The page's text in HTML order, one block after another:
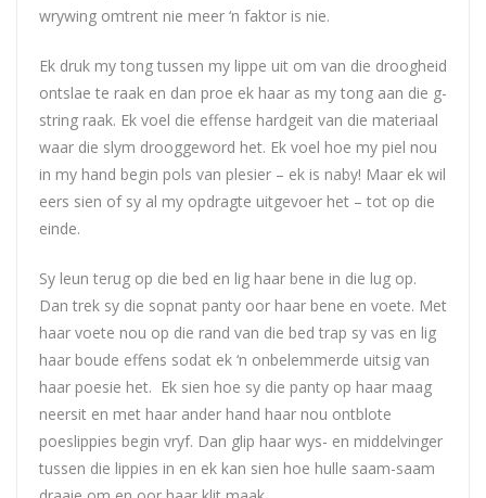
wrywing omtrent nie meer ‘n faktor is nie.
Ek druk my tong tussen my lippe uit om van die droogheid
ontslae te raak en dan proe ek haar as my tong aan die g-
string raak. Ek voel die effense hardgeit van die materiaal
waar die slym drooggeword het. Ek voel hoe my piel nou
in my hand begin pols van plesier – ek is naby! Maar ek wil
eers sien of sy al my opdragte uitgevoer het – tot op die
einde.
Sy leun terug op die bed en lig haar bene in die lug op.
Dan trek sy die sopnat panty oor haar bene en voete. Met
haar voete nou op die rand van die bed trap sy vas en lig
haar boude effens sodat ek ‘n onbelemmerde uitsig van
haar poesie het. Ek sien hoe sy die panty op haar maag
neersit en met haar ander hand haar nou ontblote
poeslippies begin vryf. Dan glip haar wys- en middelvinger
tussen die lippies in en ek kan sien hoe hulle saam-saam